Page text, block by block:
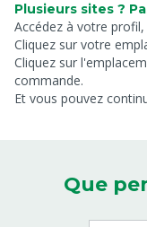
Plusieurs sites ?
Accédez à votre
Cliquez sur votre
Cliquez sur
commande.
Et vous pouvez
Que